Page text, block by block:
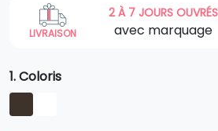
LIVRAISON
2 À 7 JOURS OUVRÉS
avec marquage
1. Coloris